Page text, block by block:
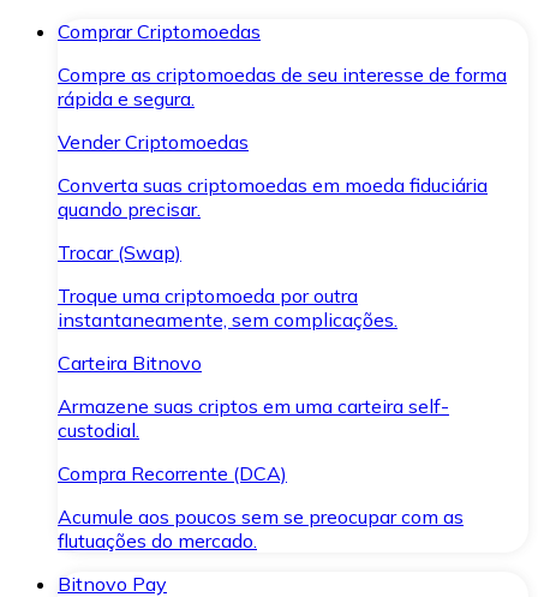
Comprar Criptomoedas
Compre as criptomoedas de seu interesse de forma
rápida e segura.
Vender Criptomoedas
Converta suas criptomoedas em moeda fiduciária
quando precisar.
Trocar (Swap)
Troque uma criptomoeda por outra
instantaneamente, sem complicações.
Carteira Bitnovo
Armazene suas criptos em uma carteira self-
custodial.
Compra Recorrente (DCA)
Acumule aos poucos sem se preocupar com as
flutuações do mercado.
Bitnovo Pay